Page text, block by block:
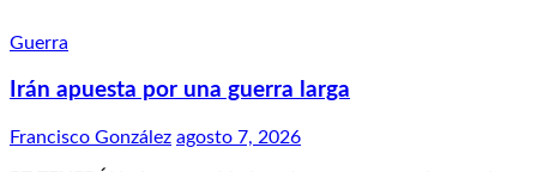
Guerra
Irán apuesta por una guerra larga
Francisco González agosto 7, 2026